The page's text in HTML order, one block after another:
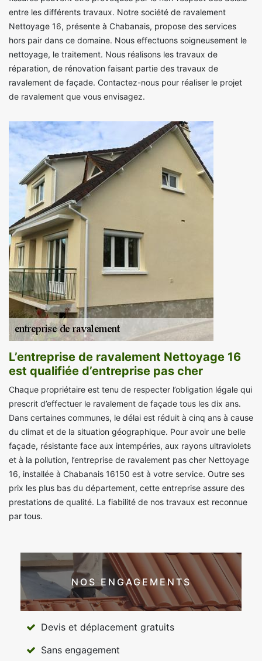
entre les différents travaux. Notre société de ravalement
Nettoyage 16, présente à Chabanais, propose des services
hors pair dans ce domaine. Nous effectuons soigneusement le
nettoyage, le traitement. Nous réalisons les travaux de
réparation, de rénovation faisant partie des travaux de
ravalement de façade. Contactez-nous pour réaliser le projet
de ravalement que vous envisagez.
L’entreprise de ravalement Nettoyage 16
est qualifiée d’entreprise pas cher
Chaque propriétaire est tenu de respecter l’obligation légale qui
prescrit d’effectuer le ravalement de façade tous les dix ans.
Dans certaines communes, le délai est réduit à cinq ans à cause
du climat et de la situation géographique. Pour avoir une belle
façade, résistante face aux intempéries, aux rayons ultraviolets
et à la pollution, l’entreprise de ravalement pas cher Nettoyage
16, installée à Chabanais 16150 est à votre service. Outre ses
prix les plus bas du département, cette entreprise assure des
prestations de qualité. La fiabilité de nos travaux est reconnue
par tous.
NOS ENGAGEMENTS
Devis et déplacement gratuits
Sans engagement